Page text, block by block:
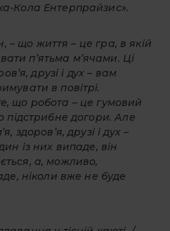
Кола Ентерпрайзис».
– що життя – це гра, в якій
п’ятьма м’ячами. Ці
друзі і дух – вам
в повітрі.
що робота – це гумовий
підстрибне догори. Але
здоров’я, друзі і дух –
із них випаде, він
а, можливо,
ніколи вже не буде